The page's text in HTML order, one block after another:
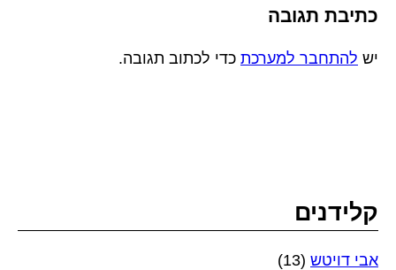
כתיבת תגובה
יש להתחבר למערכת כדי לכתוב תגובה.
קלידנים
אבי דויטש (13)